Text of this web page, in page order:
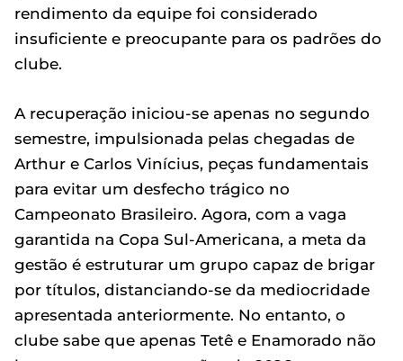
rendimento da equipe foi considerado
insuficiente e preocupante para os padrões do
clube.
A recuperação iniciou-se apenas no segundo
semestre, impulsionada pelas chegadas de
Arthur e Carlos Vinícius, peças fundamentais
para evitar um desfecho trágico no
Campeonato Brasileiro. Agora, com a vaga
garantida na Copa Sul-Americana, a meta da
gestão é estruturar um grupo capaz de brigar
por títulos, distanciando-se da mediocridade
apresentada anteriormente. No entanto, o
clube sabe que apenas Tetê e Enamorado não